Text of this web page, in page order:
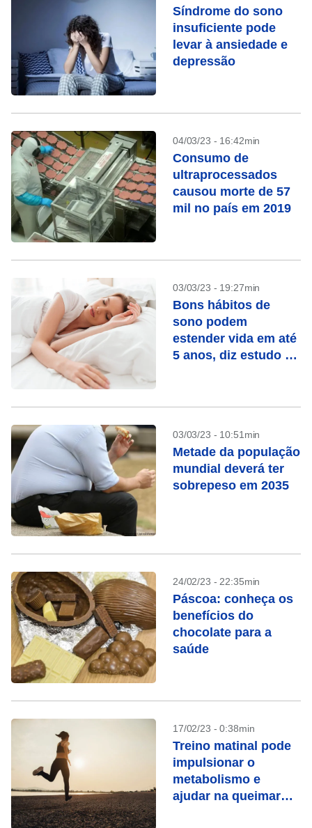
Síndrome do sono
insuficiente pode
levar à ansiedade e
depressão
04/03/23 - 16:42min
Consumo de
ultraprocessados
causou morte de 57
mil no país em 2019
03/03/23 - 19:27min
Bons hábitos de
sono podem
estender vida em até
5 anos, diz estudo de
03/03/23 - 10:51min
Metade da população
mundial deverá ter
sobrepeso em 2035
24/02/23 - 22:35min
Páscoa: conheça os
benefícios do
chocolate para a
saúde
17/02/23 - 0:38min
Treino matinal pode
impulsionar o
metabolismo e
ajudar na queimar